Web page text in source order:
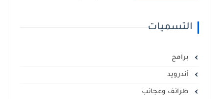
التسميات
برامج
أندرويد
طرائف وعجائب